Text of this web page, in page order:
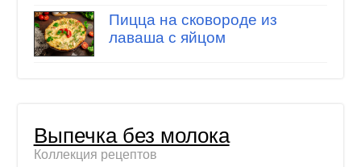
Пицца на сковороде из
лаваша с яйцом
Выпечка без молока
Коллекция рецептов